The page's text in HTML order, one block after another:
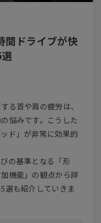
間ドライブが快
る首や肩の疲労は、
悩みです。こうした
ド」が非常に効果的
の基準となる「形
機能」の観点から詳
選も紹介していきま